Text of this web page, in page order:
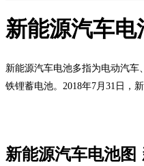
新能源汽车电
新能源汽车电池多指为电动汽
铁锂蓄电池。2018年7月31日，
新能源汽车电池图